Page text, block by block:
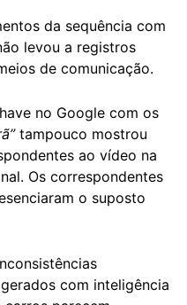
da sequência com
levou a registros
de comunicação.
no Google com os
tampouco mostrou
ao vídeo na
Os correspondentes
o suposto
com inteligência